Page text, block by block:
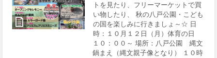
トを見たり、フリーマーケットで買
い物したり、 秋の八戸公園・こども
の国を楽しみに行きましょ～☆ 日
時：１０月１２日（月）体育の日
１０：００～ 場所：八戸公園 縄文
鍋まえ（縄文親子像となり） １０時